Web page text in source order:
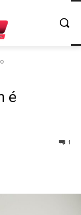
é
1